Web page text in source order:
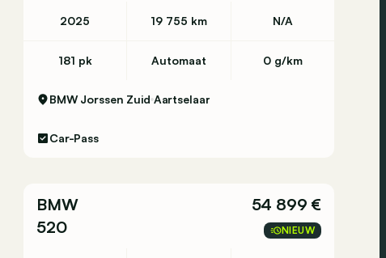
2025 19 755 km N/A
181 pk Automaat 0 g/km
BMW Jorssen Zuid Aartselaar
Car-Pass
BMW
520
54 899 €
NIEUW